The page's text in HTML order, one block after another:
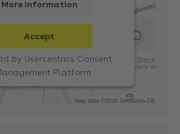
More Information
Accept
by Usercentrics Consent
Platform